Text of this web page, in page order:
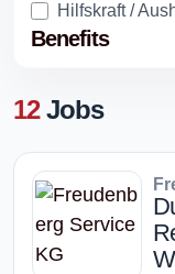
Hilfskraft /
Benefits
12Jobs